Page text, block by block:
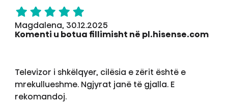
Magdalena, 30.12.2025
Komenti u botua fillimisht në pl.hisense.com
Televizor i shkëlqyer, cilësia e zërit është e
mrekullueshme. Ngjyrat janë të gjalla. E
rekomandoj.